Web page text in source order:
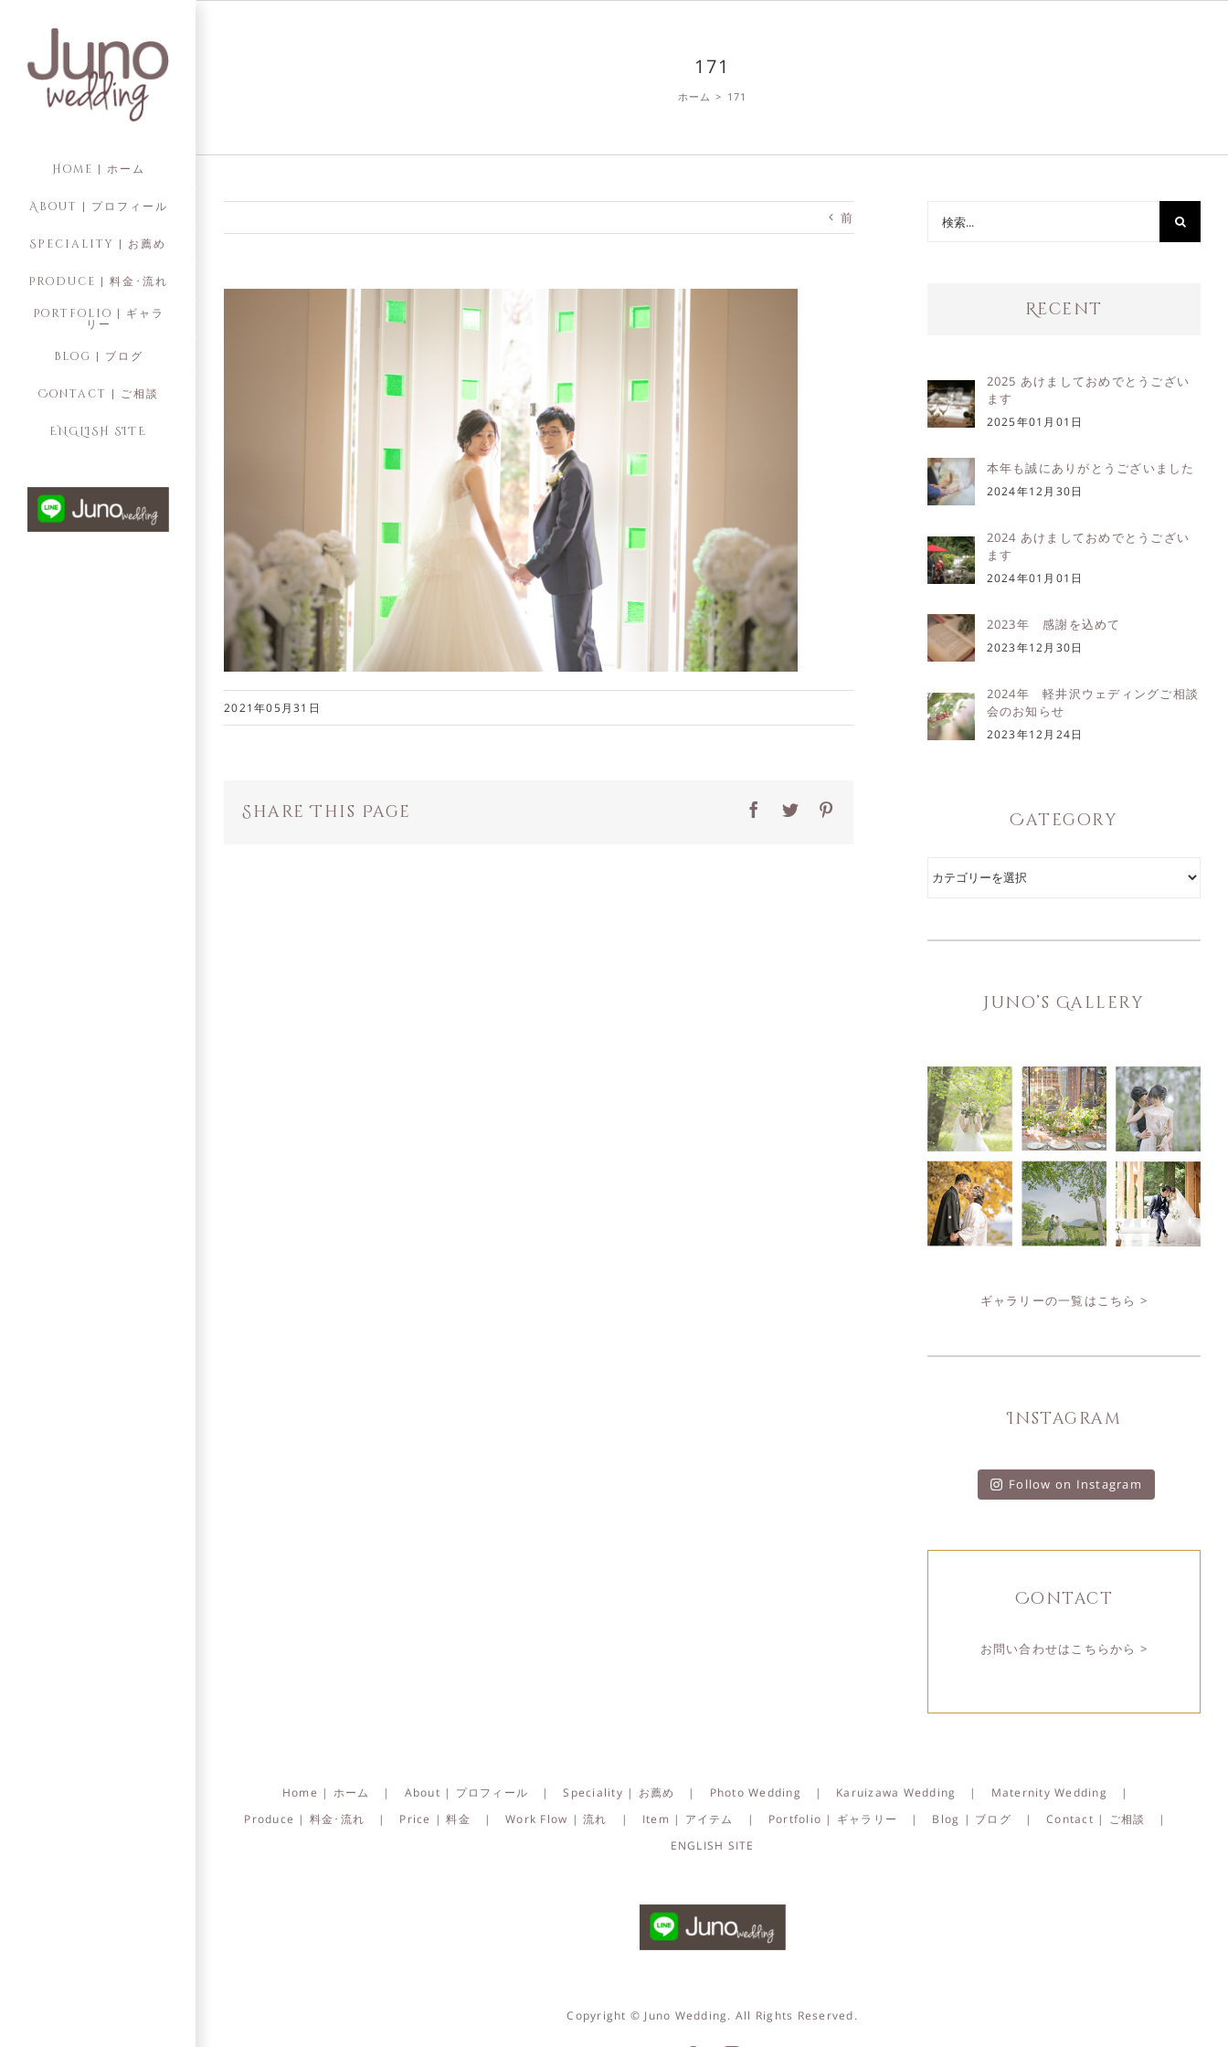
content
Home | ホーム
About | プロフィール
Speciality | お薦め
Produce | 料金･流れ
Portfolio | ギャラ
リー
Blog | ブログ
Contact | ご相談
ENGLISH SITE
171
ホーム > 171
前
2021年05月31日
Share This Page Facebook
Twitter
Recent
2025 あけましておめでとうござい
ます
2025年01月01日
本年も誠にありがとうございました
2024年12月30日
2024 あけましておめでとうござい
ます
2024年01月01日
2023年 感謝を込めて
2023年12月30日
2024年 軽井沢ウェディングご相談
会のお知らせ
2023年12月24日
Category
Category
Juno’s Gallery
ギャラリーの一覧はこちら >
Instagram
Follow on Instagram
Contact
お問い合わせはこちらから >
Home | ホーム About | プロフィール Speciality | お薦め Photo Wedding Karuizawa Wedding
Maternity Wedding
Produce | 料金･流れ
Price | 料金 Work Flow | 流れ Item | アイテム Portfolio | ギャラリー Blog | ブログ
Contact | ご相談
ENGLISH SITE
Copyright © Juno Wedding. All Rights Reserved.